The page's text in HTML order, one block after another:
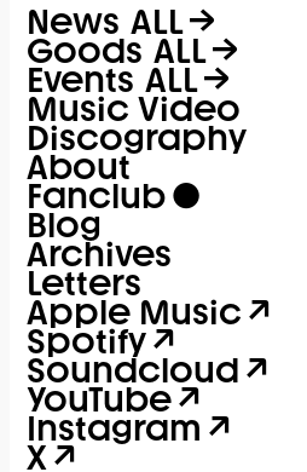
News ALL
Goods ALL
Events ALL
Music Video
Discography
About
Fanclub
Blog
Archives
Letters
Apple Music
Spotify
Soundcloud
YouTube
Instagram
X